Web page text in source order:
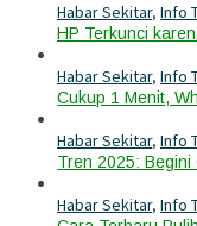
Habar Sekitar, Info
HP Terkunci
Habar Sekitar, Info
Cukup 1 Menit,
Habar Sekitar, Info
Tren 2025:
Habar Sekitar, Info